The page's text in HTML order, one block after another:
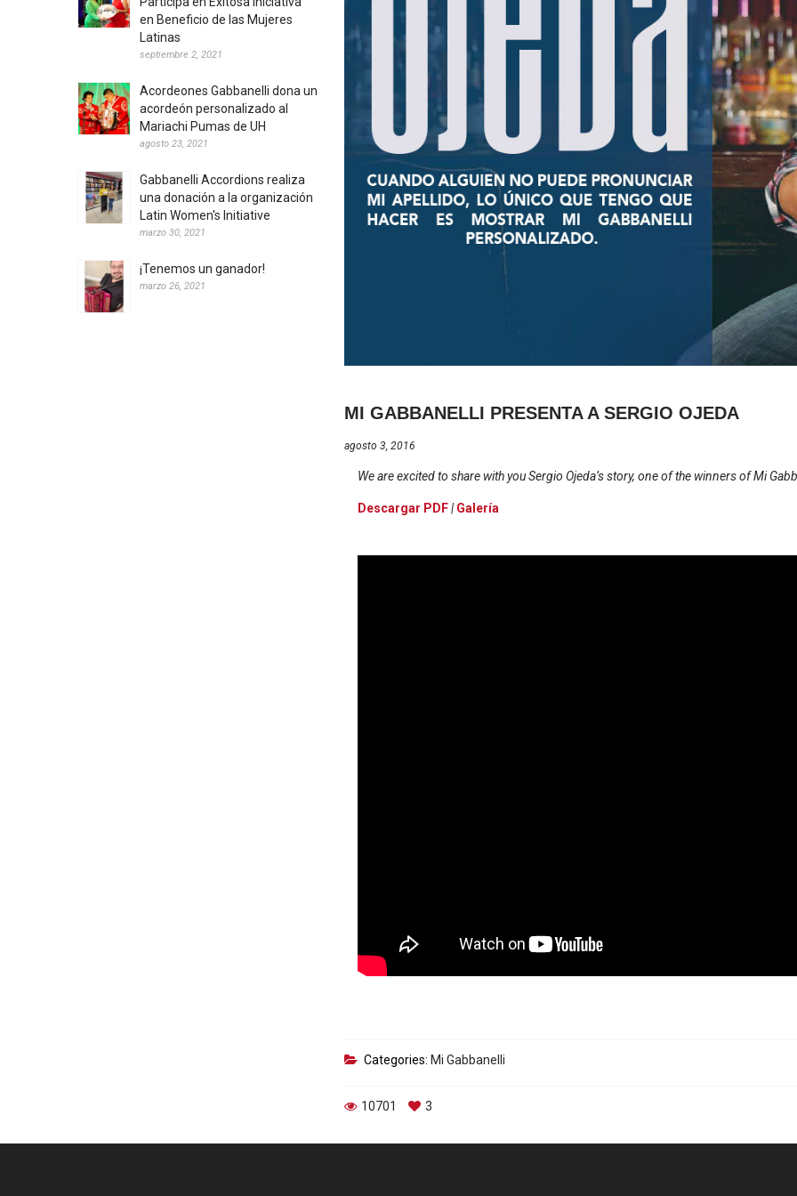
en Beneficio de las Mujeres
Latinas
septiembre 2, 2021
Acordeones Gabbanelli dona un
acordeón personalizado al
Mariachi Pumas de UH
agosto 23, 2021
Gabbanelli Accordions realiza
una donación a la organización
Latin Women's Initiative
marzo 30, 2021
¡Tenemos un ganador!
marzo 26, 2021
MI GABBANELLI PRESENTA A SERGIO OJEDA
agosto 3, 2016
We are excited to share with you Sergio Ojeda’s story, one of the winners of Mi
Descargar PDF| Galería
Categories: Mi Gabbanelli
10701 3